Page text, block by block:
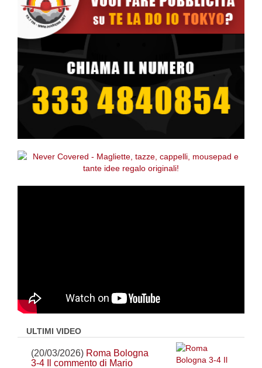
ULTIMI VIDEO
(20/03/2026) Roma Bologna
3-4 Il commento di Mario